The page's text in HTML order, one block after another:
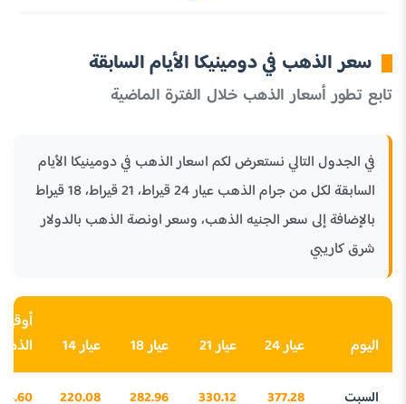
سعر الذهب في دومينيكا الأيام السابقة
تابع تطور أسعار الذهب خلال الفترة الماضية
في الجدول التالي نستعرض لكم اسعار الذهب في دومينيكا الأيام
السابقة لكل من جرام الذهب عيار 24 قيراط، 21 قيراط، 18 قيراط
بالإضافة إلى سعر الجنيه الذهب، وسعر اونصة الذهب بالدولار
شرق كاريبي
اليوم عيار 24 عيار 21 عيار 18 عيار 14
أوقية
السبت
377.28
330.12
282.96
220.08